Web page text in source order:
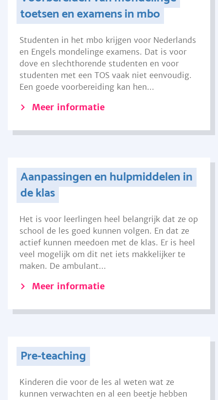
toetsen en examens in mbo
Studenten in het mbo krijgen voor Nederlands
en Engels mondelinge examens. Dat is voor
dove en slechthorende studenten en voor
studenten met een TOS vaak niet eenvoudig.
Een goede voorbereiding kan hen...
Meer informatie
Aanpassingen en hulpmiddelen in
de klas
Het is voor leerlingen heel belangrijk dat ze op
school de les goed kunnen volgen. En dat ze
actief kunnen meedoen met de klas. Er is heel
veel mogelijk om dit net iets makkelijker te
maken. De ambulant...
Meer informatie
Pre-teaching
Kinderen die voor de les al weten wat ze
kunnen verwachten en al een beetje hebben